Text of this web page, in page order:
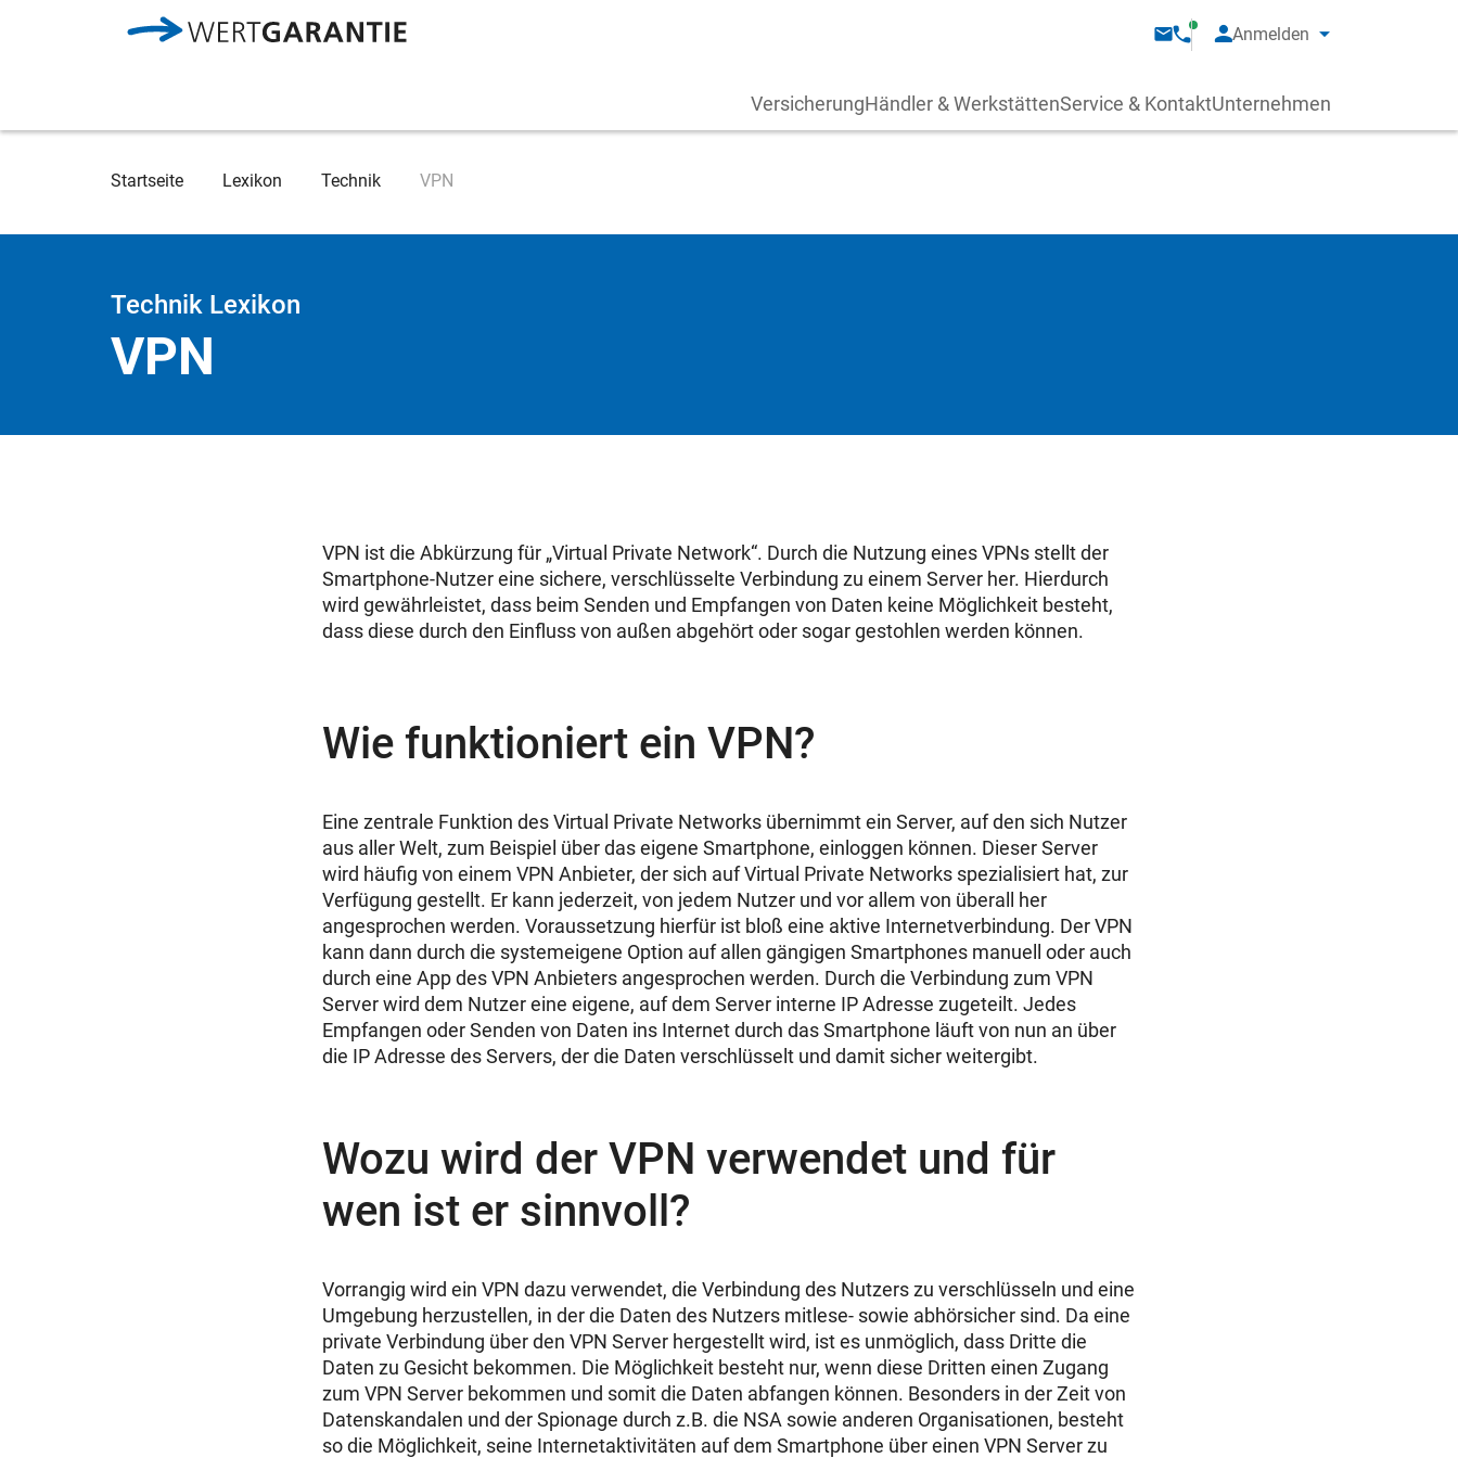
Anmelden
VersicherungHändler & WerkstättenService & KontaktUnternehmen
Breadcrumb
Startseite Lexikon Technik VPN
Technik Lexikon
VPN
VPN ist die Abkürzung für „Virtual Private Network“. Durch die Nutzung eines VPNs stellt der
Smartphone-Nutzer eine sichere, verschlüsselte Verbindung zu einem Server her. Hierdurch
wird gewährleistet, dass beim Senden und Empfangen von Daten keine Möglichkeit besteht,
dass diese durch den Einfluss von außen abgehört oder sogar gestohlen werden können.
Wie funktioniert ein VPN?
Eine zentrale Funktion des Virtual Private Networks übernimmt ein Server, auf den sich Nutzer
aus aller Welt, zum Beispiel über das eigene Smartphone, einloggen können. Dieser Server
wird häufig von einem VPN Anbieter, der sich auf Virtual Private Networks spezialisiert hat, zur
Verfügung gestellt. Er kann jederzeit, von jedem Nutzer und vor allem von überall her
angesprochen werden. Voraussetzung hierfür ist bloß eine aktive Internetverbindung. Der VPN
kann dann durch die systemeigene Option auf allen gängigen Smartphones manuell oder auch
durch eine App des VPN Anbieters angesprochen werden. Durch die Verbindung zum VPN
Server wird dem Nutzer eine eigene, auf dem Server interne IP Adresse zugeteilt. Jedes
Empfangen oder Senden von Daten ins Internet durch das Smartphone läuft von nun an über
die IP Adresse des Servers, der die Daten verschlüsselt und damit sicher weitergibt.
Wozu wird der VPN verwendet und für
wen ist er sinnvoll?
Vorrangig wird ein VPN dazu verwendet, die Verbindung des Nutzers zu verschlüsseln und eine
Umgebung herzustellen, in der die Daten des Nutzers mitlese- sowie abhörsicher sind. Da eine
private Verbindung über den VPN Server hergestellt wird, ist es unmöglich, dass Dritte die
Daten zu Gesicht bekommen. Die Möglichkeit besteht nur, wenn diese Dritten einen Zugang
zum VPN Server bekommen und somit die Daten abfangen können. Besonders in der Zeit von
Datenskandalen und der Spionage durch z.B. die NSA sowie anderen Organisationen, besteht
so die Möglichkeit, seine Internetaktivitäten auf dem Smartphone über einen VPN Server zu